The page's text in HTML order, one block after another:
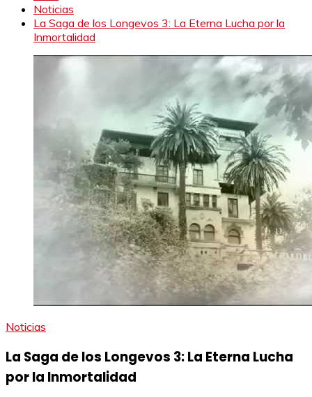
Noticias
La Saga de los Longevos 3: La Eterna Lucha por la
Inmortalidad
Noticias
La Saga de los Longevos 3: La Eterna Lucha
por la Inmortalidad